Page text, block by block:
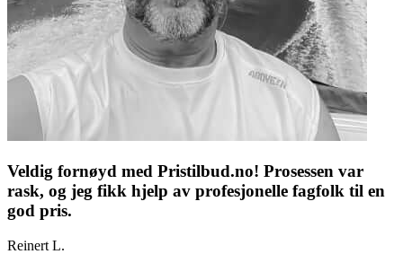
Veldig fornøyd med Pristilbud.no! Prosessen var
rask, og jeg fikk hjelp av profesjonelle fagfolk til en
god pris.
Reinert L.